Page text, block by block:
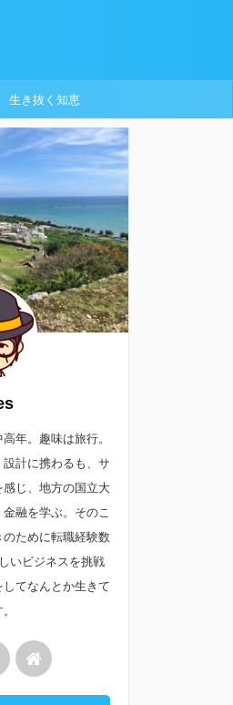
生き抜く知恵
年。趣味は旅行。
計に携わるも、サ
じ、地方の国立大
融を学ぶ。そのこ
ために転職経験数
いビジネスを挑戦
てなんとか生きて